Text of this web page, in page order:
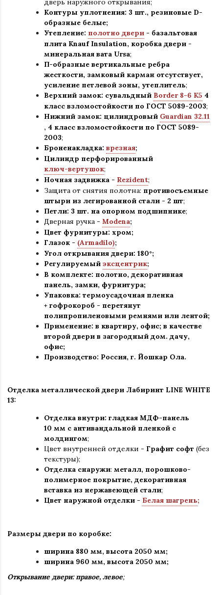
дверь наружного открывания;
Контуры уплотнения: 3 шт., резиновые D-
образные белые;
Утепление: полотно двери - базальтовая
плита Knauf Insulation, коробка двери -
минеральная вата Ursa;
П-образные вертикальные ребра
жесткости, замковый карман отсутствует,
усиление петлевой зоны, утеплитель;
Верхний замок: сувальдный Border 8-6 K5 4
класс взломостойкости по ГОСТ 5089-2003;
Нижний замок: цилиндровый Guardian 32.11
, 4 класс взломостойкости по ГОСТ 5089-
2003;
Броненакладка: врезная;
Цилиндр перфорированный
ключ-вертушок;
Ночная задвижка - Rezident;
Защита от снятия полотна: противосъемные
штыри из легированной стали - 2 шт;
Петли: 3 шт. на опорном подшипнике;
Дверная ручка - Modena;
Цвет фурнитуры: хром;
Глазок - (Armadilo);
Угол открывания двери: 180°;
Регулируемый эксцентрик;
В комплекте: полотно, декоративная
панель, замки, фурнитура;
Упаковка: термоусадочная пленка
+ гофрокороб - перетянут
полипропиленовыми ремнями или лентой;
Применение: в квартиру, офис; в качестве
второй двери в загородный дом. дачу,
офис;
Производство: Россия, г. Йошкар Ола.
Отделка металлической двери Лабиринт LINE WHITE
13:
Отделка внутри: гладкая МДФ-панель
10 мм с антивандальной пленкой с
молдингом;
Цвет внутренней отделки - Графит софт (без
текстуры);
Отделка снаружи: металл, порошково-
полимерное покрытие, декоративная
вставка из нержавеющей стали;
Цвет наружной отделки - Белая шагрень;
Размеры двери по коробке:
ширина 880 мм, высота 2050 мм;
ширина 960 мм, высота 2050 мм;
Открывание двери: правое, левое;